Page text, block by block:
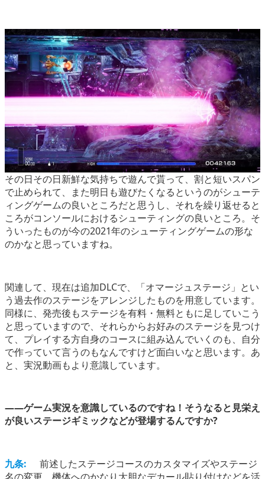
その日その日新鮮な気持ちで遊んで貰って、割と短いスパン
で止められて、また明日も遊びたくなるというのがシューテ
ィングゲームの良いところだと思うし、それを繰り返せると
ころがコンソールにおけるシューティングの良いところ。そ
ういったものが今の2021年のシューティングゲームの形な
のかなと思っていますね。
関連して、現在は追加DLCで、「オマージュステージ」とい
う過去作のステージをアレンジしたものを用意しています。
同様に、発売後もステージを有料・無料ともに足していこう
と思っていますので、それらからお好みのステージを見つけ
て、プレイする方自身のコースに組み込んでいくのも、自分
で作っていて言うのもなんですけど面白いなと思います。あ
と、実況動画もより意識しています。
――ゲーム実況を意識しているのですね！そうなると見栄え
が良いステージギミックなどが登場するんですか?
九条:
前述したステージコースのカスタマイズやステージ